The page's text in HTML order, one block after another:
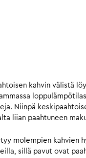
kahvin välistä
Niinpä
liian paahtuneen
molempien kahvien
sillä pavut ovat